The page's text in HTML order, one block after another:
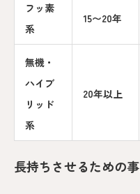
フッ素
系
15〜20年
無機・
ハイブ
リッド
系
20年以上
長持ちさせるための